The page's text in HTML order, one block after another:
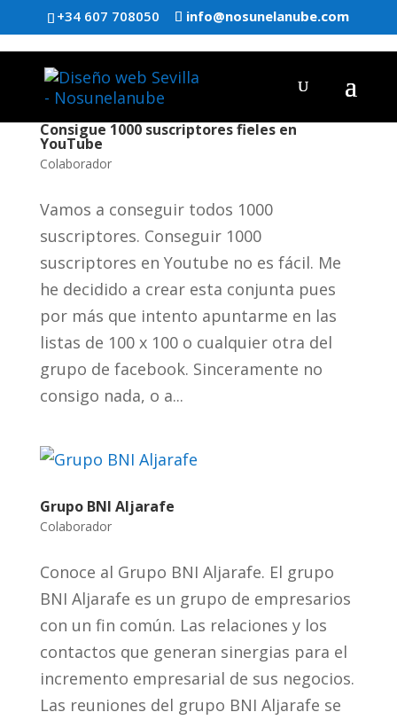
+34 607 708050 info@nosunelanube.com
Consigue 1000 suscriptores fieles en
YouTube
Colaborador
Vamos a conseguir todos 1000
suscriptores. Conseguir 1000
suscriptores en Youtube no es fácil. Me
he decidido a crear esta conjunta pues
por más que intento apuntarme en las
listas de 100 x 100 o cualquier otra del
grupo de facebook. Sinceramente no
consigo nada, o a...
Grupo BNI Aljarafe
Colaborador
Conoce al Grupo BNI Aljarafe. El grupo
BNI Aljarafe es un grupo de empresarios
con un fin común. Las relaciones y los
contactos que generan sinergias para el
incremento empresarial de sus negocios.
Las reuniones del grupo BNI Aljarafe se